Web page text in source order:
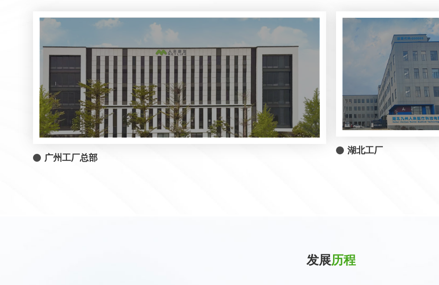
广州工厂总部
湖北工厂
发展历程